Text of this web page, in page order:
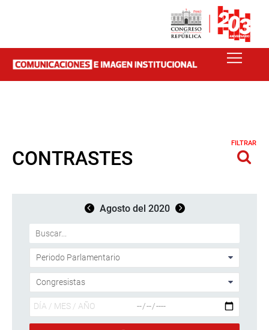
CONTRASTES
FILTRAR
Agosto del 2020